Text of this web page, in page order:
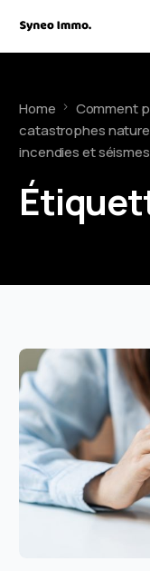
Home
Comment
catastrophes
incendies et séismes